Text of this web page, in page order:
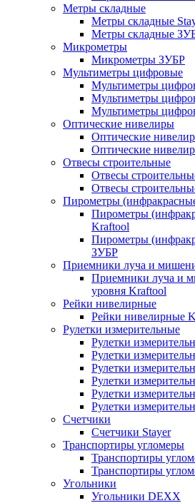
Метры складные
Метры складные
Метры складные
Микрометры
Микрометры ЗУБР
Мультиметры цифровые
Мультиметры
Мультиметры
Мультиметры
Оптические нивелиры
Оптические
Оптические
Отвесы строительные
Отвесы
Отвесы
Пирометры
Пирометры
Kraftool
Пирометры
ЗУБР
Приемники луча и мишени
Приемники луча и
уровня Kraftool
Рейки нивелирные
Рейки нивелирные
Рулетки измерительные
Рулетки
Рулетки
Рулетки
Рулетки
Рулетки
Рулетки
Счетчики
Счетчики Stayer
Транспортиры угломеры
Транспортиры
Транспортиры
Угольники
Угольники DEXX